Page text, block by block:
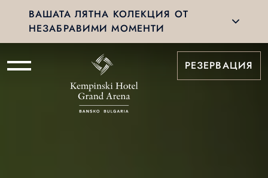
ВАШАТА ЛЯТНА КОЛЕКЦИЯ ОТ
НЕЗАБРАВИМИ МОМЕНТИ
РЕЗЕРВАЦИЯ